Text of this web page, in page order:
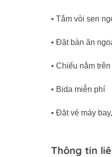
• Tắm vòi sen
• Đặt bàn ăn
• Chiếu nằm
• Bida miễn phí
• Đặt vé máy
Thông tin